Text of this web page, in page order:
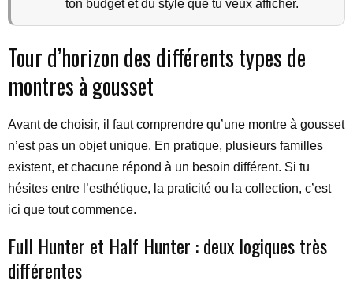
ton budget et du style que tu veux afficher.
Tour d’horizon des différents types de
montres à gousset
Avant de choisir, il faut comprendre qu’une montre à gousset
n’est pas un objet unique. En pratique, plusieurs familles
existent, et chacune répond à un besoin différent. Si tu
hésites entre l’esthétique, la praticité ou la collection, c’est
ici que tout commence.
Full Hunter et Half Hunter : deux logiques très
différentes